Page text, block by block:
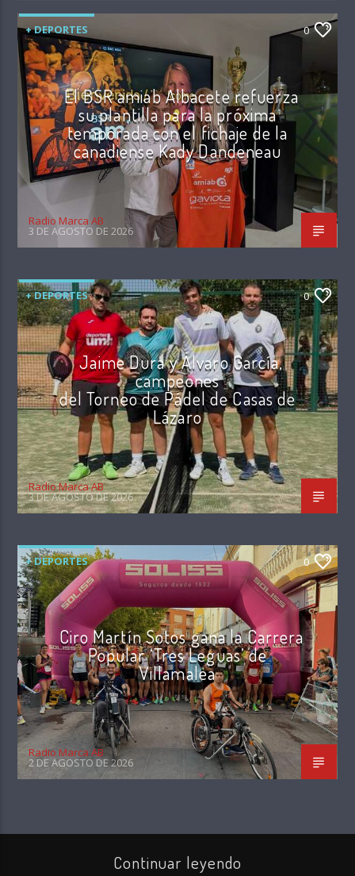
+ DEPORTES 0
El BSR amiab Albacete refuerza
su plantilla para la próxima
temporada con el fichaje de la
canadiense Kady Dandeneau
Radio Marca AB
3 DE AGOSTO DE 2026
+ DEPORTES 0
Jaime Dura y Álvaro García,
campeones
del Torneo de Pádel de Casas de
Lázaro
Radio Marca AB
3 DE AGOSTO DE 2026
+ DEPORTES 0
Ciro Martín Sotos gana la Carrera
Popular ‘Tres Leguas’ de
Villamalea
Radio Marca AB
2 DE AGOSTO DE 2026
Continuar leyendo